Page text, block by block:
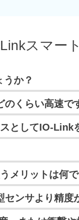
スマー
か？
ル温度補償により
加情報も提供しま
くらい高速で
部サンプリングレ
です。設定のサイ
レートを提供す
。
も350 µsです。つ
マスターがサ
としてIO-Link
に対応可能な、
イスをフィールド
ドレベルにリン
サとアクチュエー
ドなしのM12標準
測定するセンサを
いても、HBKは従
。
認定されています
ることになります
メリットは何
ルまでのコミュニ
る最も大きな理由
ンサより精度
精度を向上させま